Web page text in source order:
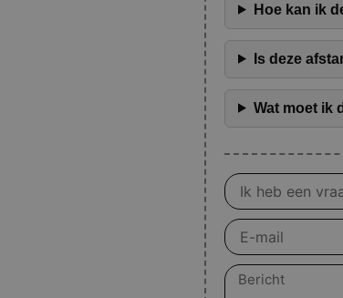
Hoe kan ik
Is deze
Wat moet ik
Vraag
over
product
E-
mail
Bericht